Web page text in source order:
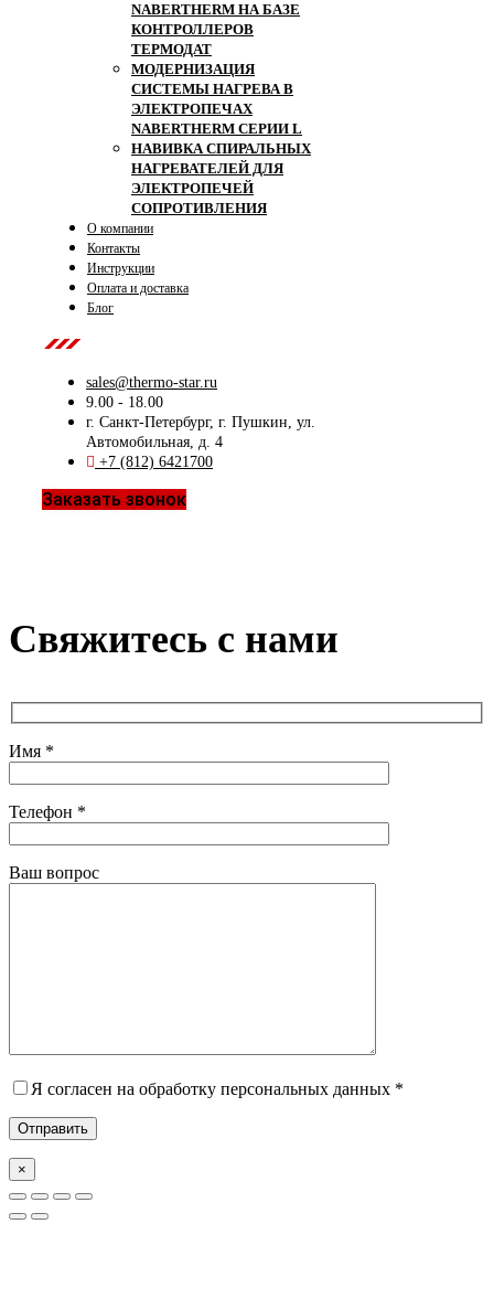
NABERTHERM НА БАЗЕ
КОНТРОЛЛЕРОВ
ТЕРМОДАТ
МОДЕРНИЗАЦИЯ
СИСТЕМЫ НАГРЕВА В
ЭЛЕКТРОПЕЧАХ
NABERTHERM СЕРИИ L
НАВИВКА СПИРАЛЬНЫХ
НАГРЕВАТЕЛЕЙ ДЛЯ
ЭЛЕКТРОПЕЧЕЙ
СОПРОТИВЛЕНИЯ
О компании
Контакты
Инструкции
Оплата и доставка
Блог
sales@thermo-star.ru
9.00 - 18.00
г. Санкт-Петербург, г. Пушкин, ул.
Автомобильная, д. 4
+7 (812) 6421700
Заказать звонок
Свяжитесь с нами
Имя *
Телефон *
Ваш вопрос
Я согласен на обработку персональных данных *
×